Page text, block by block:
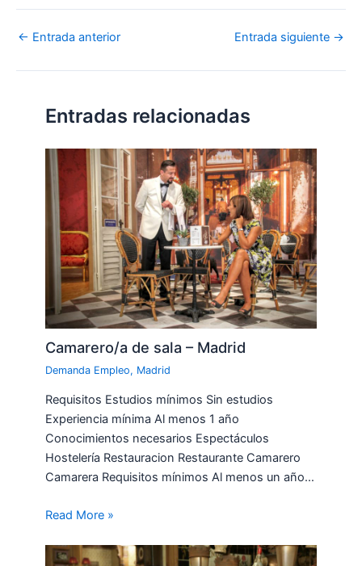
← Entrada anterior Entrada siguiente →
Entradas relacionadas
Camarero/a de sala – Madrid
Demanda Empleo, Madrid
Requisitos Estudios mínimos Sin estudios
Experiencia mínima Al menos 1 año
Conocimientos necesarios Espectáculos
Hostelería Restauracion Restaurante Camarero
Camarera Requisitos mínimos Al menos un año…
Read More »